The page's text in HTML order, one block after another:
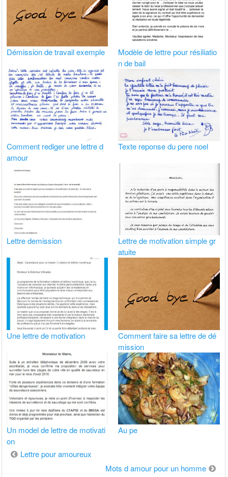
Démission de travail exemple
Modèle de lettre pour résiliatio
n de bail
Comment rediger une lettre d
amour
Texte reponse du pere noel
Lettre demission
Lettre de motivation simple gr
atuite
Une lettre de motivation
Comment faire sa lettre de dé
mission
Un model de lettre de motivati
on
Au pe
Navigation
Lettre pour amoureux
Mots d amour pour un homme